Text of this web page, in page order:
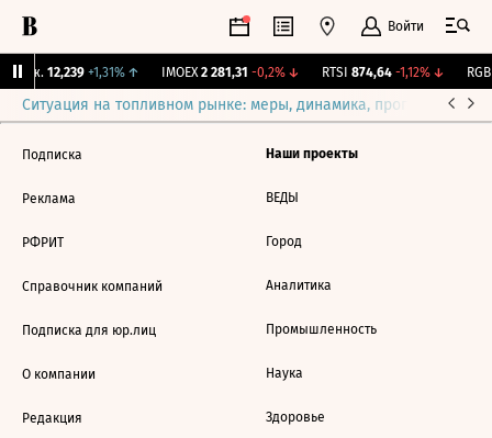
Войти
Бирж. 12,239 +1,31%↑ IMOEX 2 281,31 -0,2%↓ RTSI 874,64 -1,12%↓ RGBI
Ситуация на топливном рынке: меры, динамика, прогнозы
Подписка
Реклама
РФРИТ
Справочник компаний
Подписка для юр.лиц
О компании
Редакция
Наши проекты
ВЕДЫ
Город
Аналитика
Промышленность
Наука
Здоровье